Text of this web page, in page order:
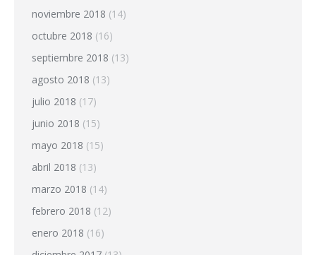
noviembre 2018 (14)
octubre 2018 (16)
septiembre 2018 (13)
agosto 2018 (13)
julio 2018 (17)
junio 2018 (15)
mayo 2018 (15)
abril 2018 (13)
marzo 2018 (14)
febrero 2018 (12)
enero 2018 (16)